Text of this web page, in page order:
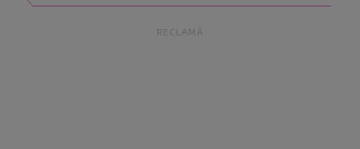
RECLAMĂ